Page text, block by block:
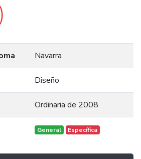
Navarra
Diseño
Ordinaria de 2008
General Específica